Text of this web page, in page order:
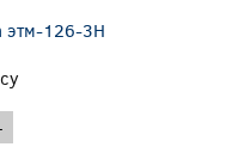
этм-126-3Н